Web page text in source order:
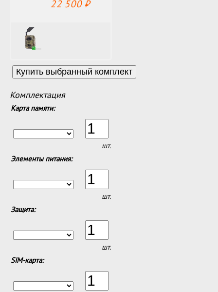
22 500 ₽
Комплектация
Карта памяти:
шт.
Элементы питания:
шт.
Защита:
шт.
SIM-карта: